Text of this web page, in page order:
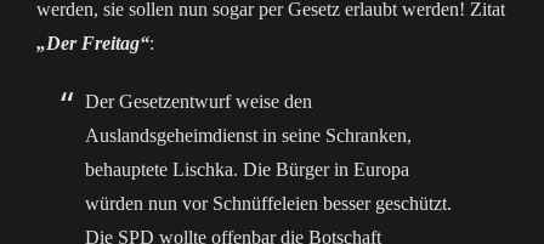
werden, sie sollen nun sogar per Gesetz erlaubt werden! Zitat
„Der Freitag“:
Der Gesetzentwurf weise den
Auslandsgeheimdienst in seine Schranken,
behauptete Lischka. Die Bürger in Europa
würden nun vor Schnüffeleien besser geschützt.
Die SPD wollte offenbar die Botschaft